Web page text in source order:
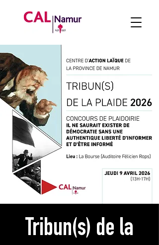
Tribun(s) de la